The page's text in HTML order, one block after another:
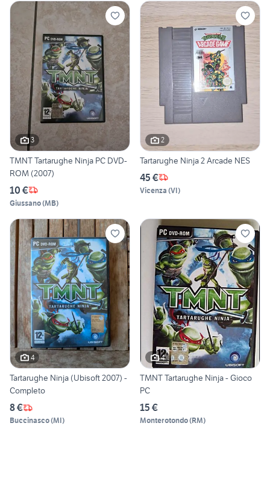
3
TMNT Tartarughe Ninja PC DVD-
ROM (2007)
10 €
Giussano(MB)
2
Tartarughe Ninja 2 Arcade NES
45 €
Vicenza (VI)
4
Tartarughe Ninja (Ubisoft 2007) -
Completo
8 €
Buccinasco(MI)
4
TMNT Tartarughe Ninja - Gioco
PC
15 €
Monterotondo(RM)